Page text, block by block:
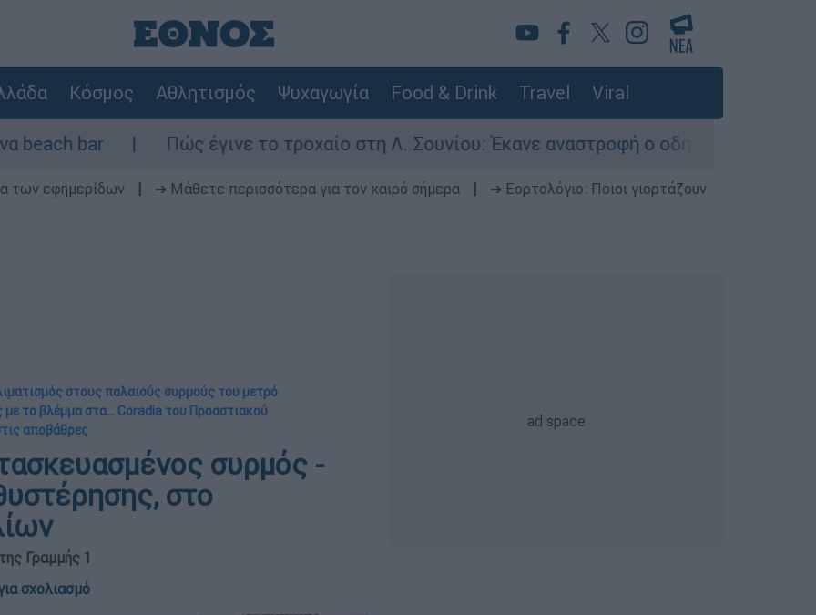
Κόσμος Αθλητισμός Ψυχαγωγία Food & Drink Travel Viral
Πώς έγινε το τροχαίο στη Λ. Σουνίου: Έκανε αναστροφή ο οδηγός - Σοβαρά
των εφημερίδων ➔ Μάθετε περισσότερα για τον καιρό σήμερα
➔ Εορτολόγιο: Ποιοι γιορτάζουν
στους παλαιούς συρμούς του μετρό
το βλέμμα στα... Coradia του Προαστιακού
αποβάθρες
συρμός -
στο
Γραμμής 1
σχολιασμό